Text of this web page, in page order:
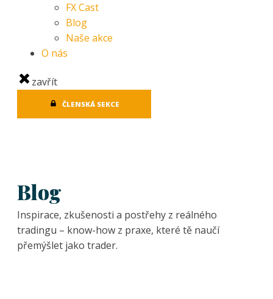
FX Cast
Blog
Naše akce
O nás
zavřít
ČLENSKÁ SEKCE
Blog
Inspirace, zkušenosti a postřehy z reálného
tradingu – know-how z praxe, které tě naučí
přemýšlet jako trader.